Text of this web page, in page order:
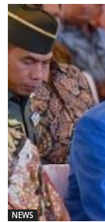
NEWS